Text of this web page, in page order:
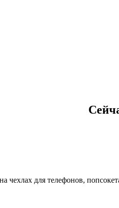
чехлах для телефонов,